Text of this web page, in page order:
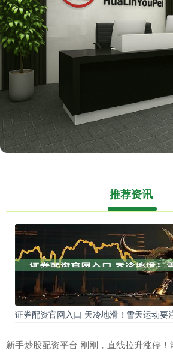
推荐资讯
证券配资官网入口 天冷地滑！雪天运动要
新手炒股配资平台 刚刚，直线拉升涨停！